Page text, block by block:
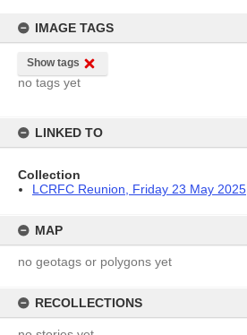
IMAGE TAGS
Show tags
no tags yet
LINKED TO
Collection
LCRFC Reunion, Friday 23 May 2025
MAP
no geotags or polygons yet
RECOLLECTIONS